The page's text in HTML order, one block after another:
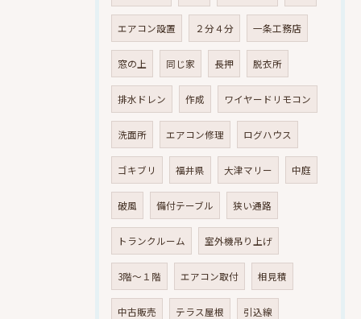
エアコン設置 ２分４分 一条工務店
窓の上 同じ家 長押 脱衣所
排水ドレン 作成 ワイヤードリモコン
洗面所 エアコン修理 ログハウス
ゴキブリ 福井県 大津マリー 中庭
破風 備付テーブル 狭い通路
トランクルーム 室外機吊り上げ
3階～１階 エアコン取付 相見積
中古販売 テラス屋根 引込線